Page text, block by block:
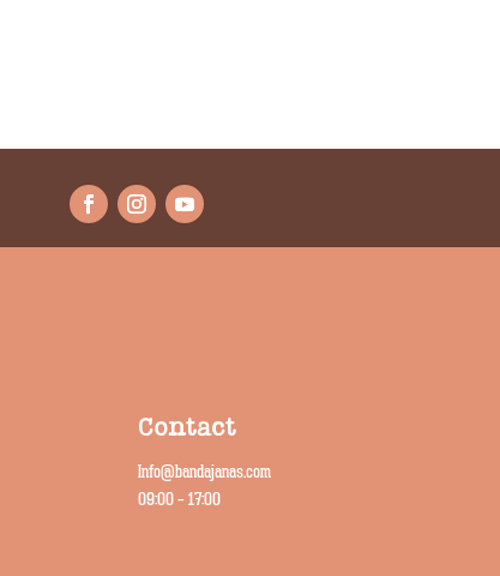
Contact
Info@bandajanas.com
09:00 – 17:00